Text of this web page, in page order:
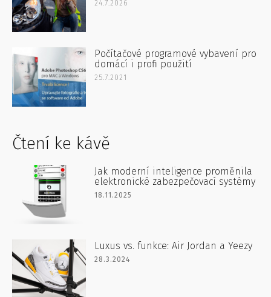
24.7.2026
Počítačové programové vybavení pro
domácí i profi použití
25.7.2021
Čtení ke kávě
Jak moderní inteligence proměnila
elektronické zabezpečovací systémy
18.11.2025
Luxus vs. funkce: Air Jordan a Yeezy
28.3.2024